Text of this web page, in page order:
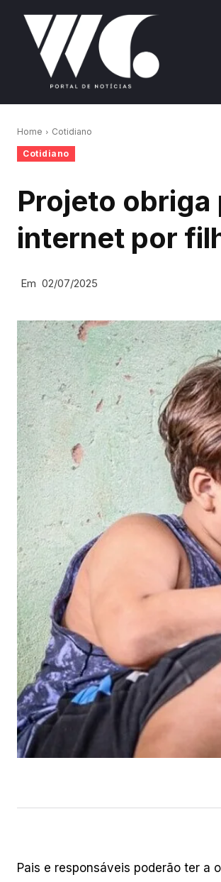
Home Cotidiano
Cotidiano
Projeto obriga
internet por
Em 02/07/2025
Pais e responsáveis poderão ter a